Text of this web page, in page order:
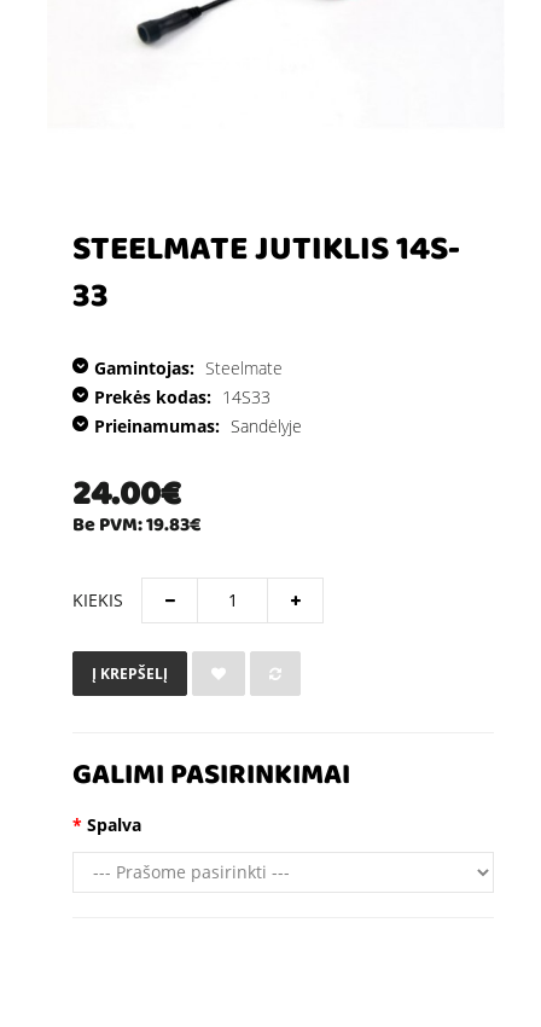
STEELMATE JUTIKLIS 14S-
33
Gamintojas: Steelmate
Prekės kodas: 14S33
Prieinamumas: Sandėlyje
24.00€
Be PVM: 19.83€
KIEKIS
Į KREPŠELĮ
GALIMI PASIRINKIMAI
Spalva